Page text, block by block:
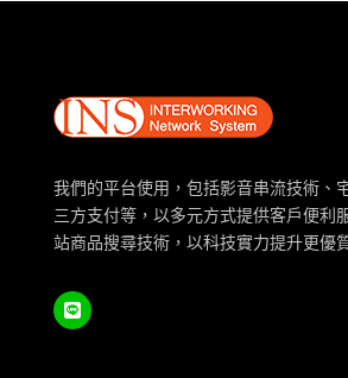
我們的平台使用，包括影音串流技術、
三方支付等，以多元方式提供客戶便利
站商品搜尋技術，以科技實力提升更優